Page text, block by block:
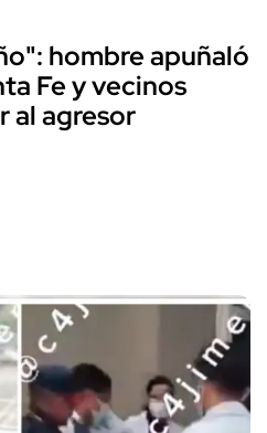
hombre apuñaló
Fe y vecinos
al agresor